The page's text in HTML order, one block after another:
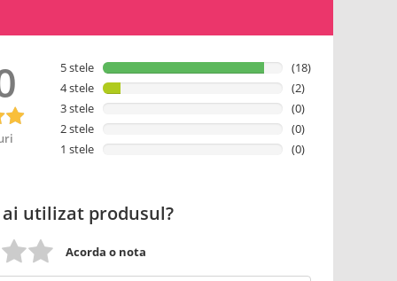
5 stele
(18)
4 stele
(2)
3 stele
(0)
2 stele
(0)
1 stele
(0)
utilizat produsul?
Acorda o nota